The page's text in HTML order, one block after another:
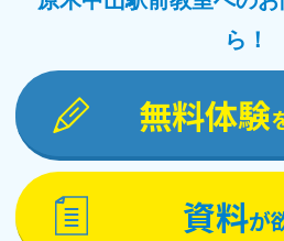
ら！
無料体験
資料が